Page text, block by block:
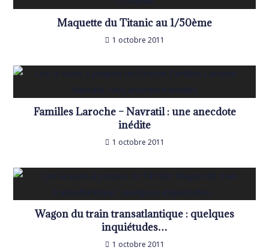
Maquette du Titanic au 1/50ème
1 octobre 2011
Familles Laroche – Navratil : une anecdote
inédite
1 octobre 2011
Wagon du train transatlantique : quelques
inquiétudes…
1 octobre 2011